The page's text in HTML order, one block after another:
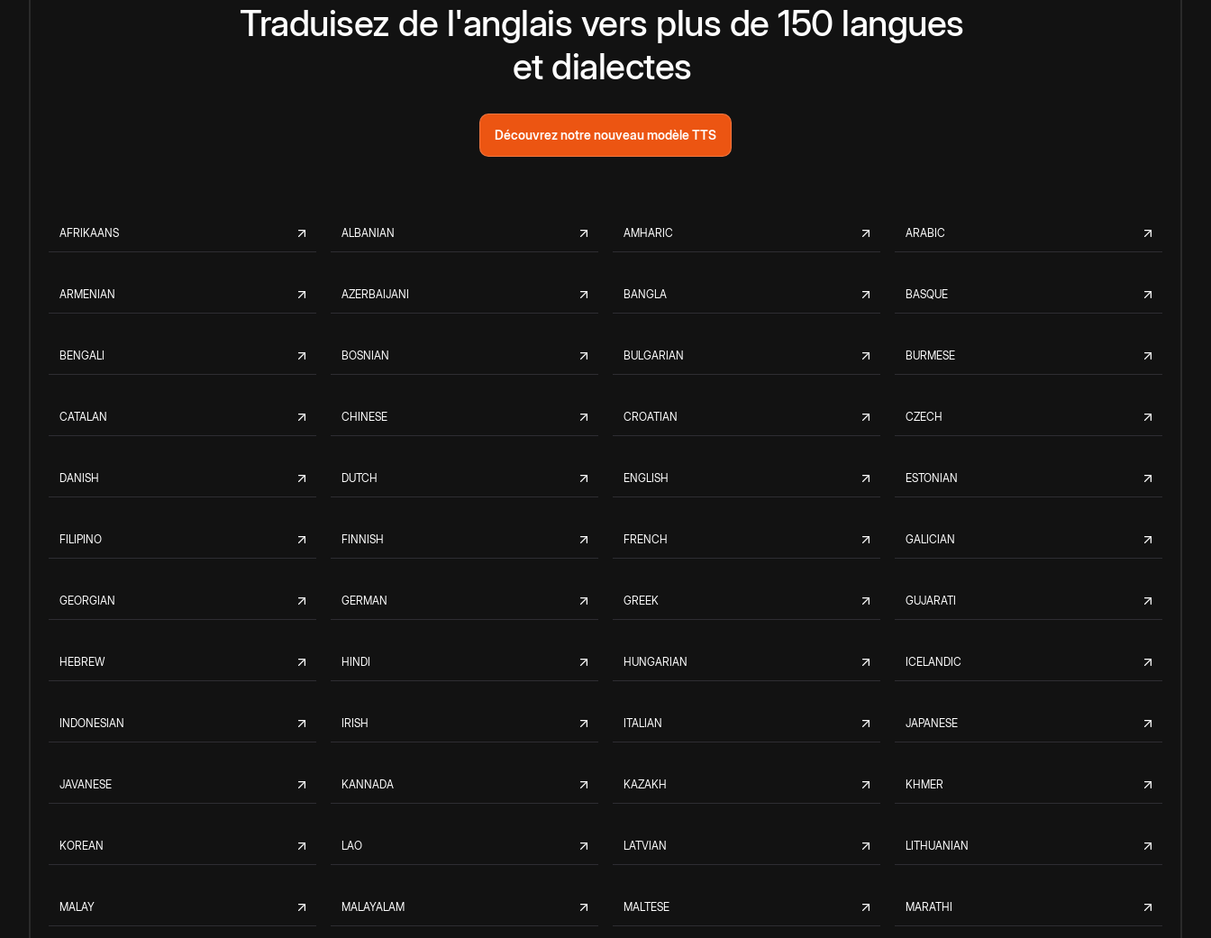
Traduisez de l'anglais vers plus de 150 langues
et dialectes
Découvrez notre nouveau modèle TTS
AFRIKAANS ALBANIAN AMHARIC ARABIC
ARMENIAN AZERBAIJANI BANGLA BASQUE
BENGALI BOSNIAN BULGARIAN BURMESE
CATALAN CHINESE CROATIAN CZECH
DANISH DUTCH ENGLISH ESTONIAN
FILIPINO FINNISH FRENCH GALICIAN
GEORGIAN GERMAN GREEK GUJARATI
HEBREW HINDI HUNGARIAN ICELANDIC
INDONESIAN IRISH ITALIAN JAPANESE
JAVANESE KANNADA KAZAKH KHMER
KOREAN LAO LATVIAN LITHUANIAN
MALAY MALAYALAM MALTESE MARATHI